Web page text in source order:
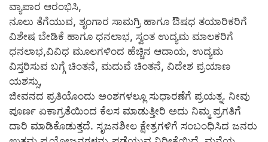
ವ್ಯಾಪಾರ ಆರಂಭಿಸಿ,
ನೂಲು ತೆಗೆಯುವ, ಶೃಂಗಾರ ಸಾಮಗ್ರಿ ಹಾಗೂ ಔಷಧ ತಯಾರಿಕರಿಗೆ
ವಿಶೇಷ ಬೇಡಿಕೆ ಹಾಗೂ ಧನಲಾಭ, ಸ್ವಂತ ಉದ್ಯಮ ಮಾಲಕರಿಗೆ
ಧನಲಾಭ,ವಿವಿಧ ಮೂಲಗಳಿಂದ ಹೆಚ್ಚಿನ ಆದಾಯ, ಉದ್ಯಮ
ವಿಸ್ತರಿಸುವ ಬಗ್ಗೆ ಚಿಂತನೆ, ಮದುವೆ ಚಿಂತನೆ, ವಿದೇಶ ಪ್ರಯಾಣ
ಯಶಸ್ಸು,
ಜೀವನದ ಪ್ರತಿಯೊಂದು ಅಂಶಗಳಲ್ಲೂ ಸುಧಾರಣೆಗೆ ಪ್ರಯತ್ನ. ನೀವು
ಪೂರ್ಣ ಏಕಾಗ್ರತೆಯಿಂದ ಕೆಲಸ ಮಾಡುತ್ತೀರಿ ಅದು ನಿಮ್ಮ ಪ್ರಗತಿಗೆ
ದಾರಿ ಮಾಡಿಕೊಡುತ್ತದೆ. ಸೃಜನಶೀಲ ಕ್ಷೇತ್ರಗಳಿಗೆ ಸಂಬಂಧಿಸಿದ ಜನರು